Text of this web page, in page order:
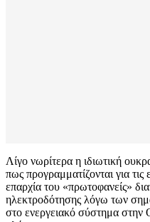
Λίγο νωρίτερα η ιδιωτική
πως προγραμματίζονται για
επαρχία του «πρωτοφανείς»
ηλεκτροδότησης λόγω των
στο ενεργειακό σύστημα